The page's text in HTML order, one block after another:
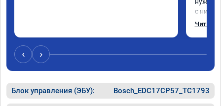
с
Одни
Читать
‹ ›
Блок управления (ЭБУ): Bosch_EDC17CP57_TC1793